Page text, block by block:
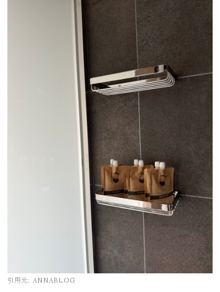
引用元: ANNABLOG